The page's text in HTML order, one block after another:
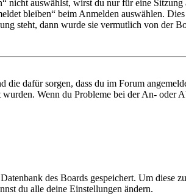
nicht auswählst, wirst du nur für eine
bleiben“ beim Anmelden auswählen.
steht, dann wurde sie vermutlich von der
dafür sorgen, dass du im Forum
Wenn du Probleme bei der An- oder
des Boards gespeichert. Um diese
du alle deine Einstellungen ändern.